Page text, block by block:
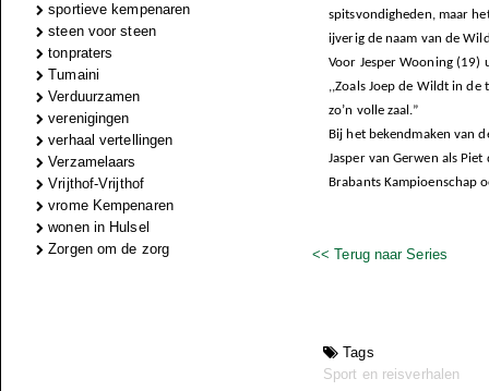
sportieve kempenaren
steen voor steen
tonpraters
Tumaini
Verduurzamen
verenigingen
verhaal vertellingen
Verzamelaars
Vrijthof-Vrijthof
vrome Kempenaren
wonen in Hulsel
Zorgen om de zorg
spitsvondigheden, maar
ijverig de naam van de
Voor Jesper Wooning (19)
,,Zoals Joep de Wildt in de
zo’n volle zaal.”
Bij het bekendmaken van
Jasper van Gerwen als
Brabants Kampioenschap
<< Terug naar Series
Tags
Sport en reisverhalen